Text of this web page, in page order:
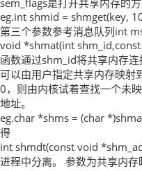
sem_flags是打开共享内存的方
eg.int shmid = shmget(key,
第三个参数参考消息队列int
void *shmat(int
函数通过shm_id将共享内存
可以由用户指定共享内存映射
0，则由内核试着查找一个未
地址。
eg.char *shms = (char
得
int shmdt(const void
进程中分离。 参数为共享内存